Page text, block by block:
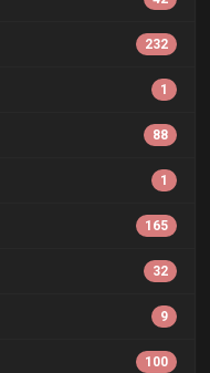
232
1
88
1
165
32
9
100